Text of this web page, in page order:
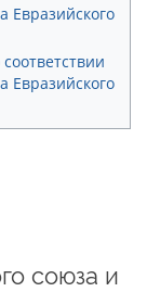
Евразийского
Евразийского
союза и